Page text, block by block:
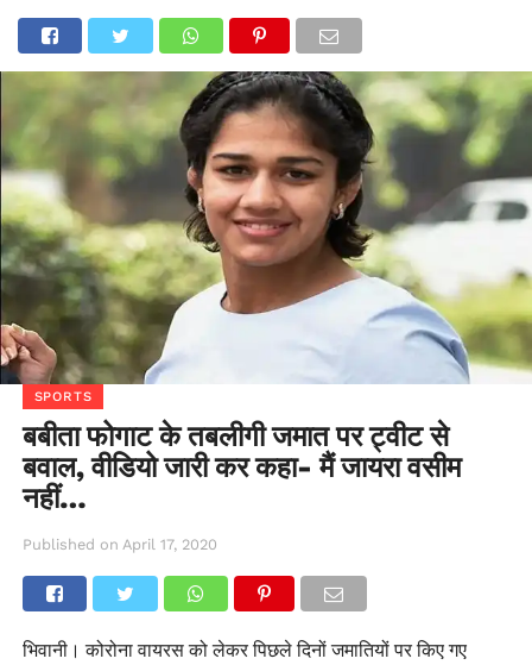
SPORTS
बबीता फोगाट के तबलीगी जमात पर ट्वीट से
बवाल, वीडियो जारी कर कहा- मैं जायरा वसीम
नहीं…
Published on April 17, 2020
भिवानी। कोरोना वायरस को लेकर पिछले दिनों जमातियों पर किए गए